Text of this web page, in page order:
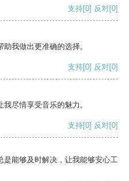
支持[0] 反对[0]
我做出更准确的选择。
支持[0] 反对[0]
尽情享受音乐的魅力。
支持[0] 反对[0]
是能够及时解决，让我能够安心工